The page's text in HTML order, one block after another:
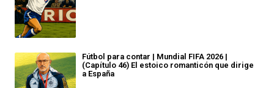
Fútbol para contar | Mundial FIFA 2026 |
(Capítulo 46) El estoico romanticón que dirige
a España